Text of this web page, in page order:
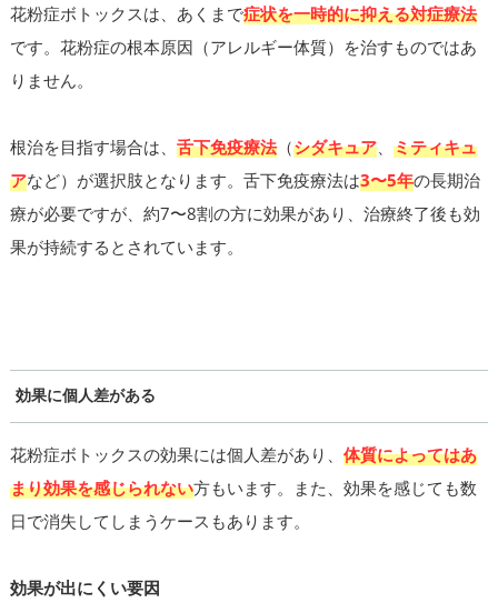
花粉症ボトックスは、あくまで症状を一時的に抑える対症療法
です。花粉症の根本原因（アレルギー体質）を治すものではあ
りません。
根治を目指す場合は、 舌下免疫療法（シダキュア、 ミティキュ
アなど）が選択肢となります。舌下免疫療法は3〜5年の長期治
療が必要ですが、約7〜8割の方に効果があり、治療終了後も効
果が持続するとされています。
効果に個人差がある
花粉症ボトックスの効果には個人差があり、 体質によってはあ
まり効果を感じられない方もいます。また、効果を感じても数
日で消失してしまうケースもあります。
効果が出にくい要因